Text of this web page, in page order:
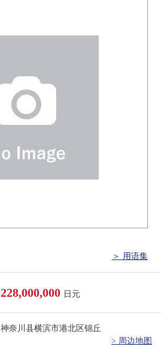
＞ 用语集
228,000,000 日元
神奈川县横滨市港北区锦丘
> 周边地图